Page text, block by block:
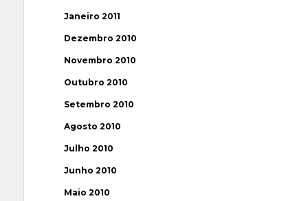
Janeiro 2011
Dezembro 2010
Novembro 2010
Outubro 2010
Setembro 2010
Agosto 2010
Julho 2010
Junho 2010
Maio 2010